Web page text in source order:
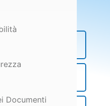
Documenti